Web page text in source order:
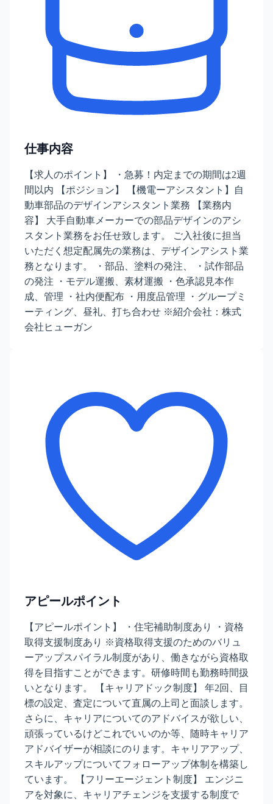
仕事内容
【求人のポイント】 ・急募！内定までの期間は2週
間以内 【ポジション】 【機電ーアシスタント】自
動車部品のデザインアシスタント業務 【業務内
容】 大手自動車メーカーでの部品デザインのアシ
スタント業務をお任せ致します。 ご入社後に担当
いただく想定配属先の業務は、デザインアシスト業
務となります。 ・部品、塗料の発注、 ・試作部品
の発注 ・モデル運搬、素材運搬 ・色承認見本作
成、管理 ・社内便配布 ・用度品管理 ・グループミ
ーティング、昼礼、打ち合わせ ※紹介会社：株式
会社ヒューガン
アピールポイント
【アピールポイント】 ・住宅補助制度あり ・資格
取得支援制度あり ※資格取得支援のためのバリュ
ーアップスパイラル制度があり、働きながら資格取
得を目指すことができます。研修時間も勤務時間扱
いとなります。 【キャリアドック制度】 年2回、目
標の設定、査定について直属の上司と面談します。
さらに、キャリアについてのアドバイスが欲しい、
頑張っているけどこれでいいのか等、随時キャリア
アドバイザーが相談にのります。キャリアアップ、
スキルアップについてフォローアップ体制を構築し
ています。 【フリーエージェント制度】 エンジニ
アを対象に、キャリアチェンジを支援する制度で